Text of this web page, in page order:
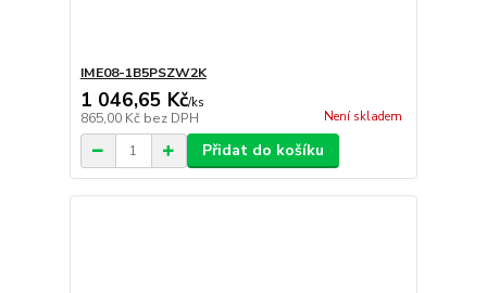
IME08-1B5PSZW2K
1 046,65 Kč/ks
865,00 Kč bez DPH Není skladem
Přidat do košíku